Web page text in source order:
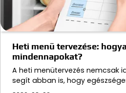
Heti menü tervezése:
mindennapokat?
A heti menütervezés nemcsak
segít abban is, hogy